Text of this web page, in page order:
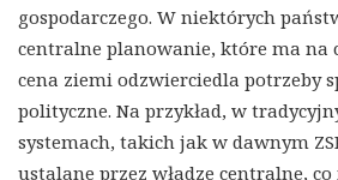
gospodarczego. W niektórych
centralne planowanie, które ma na
cena ziemi odzwierciedla potrzeby
polityczne. Na przykład, w
systemach, takich jak w dawnym
ustalane przez władze centralne, co